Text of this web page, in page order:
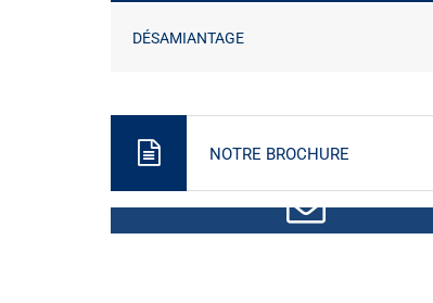
DÉSAMIANTAGE
NOTRE BROCHURE